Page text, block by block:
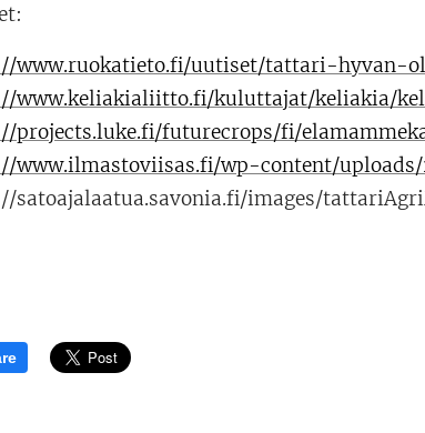
www.ruokatieto.fi/uutiset/tattari-hyvan-
www.keliakialiitto.fi/kuluttajat/keliakia/
projects.luke.fi/futurecrops/fi/
www.ilmastoviisas.fi/wp-content/
satoajalaatua.savonia.fi/images/